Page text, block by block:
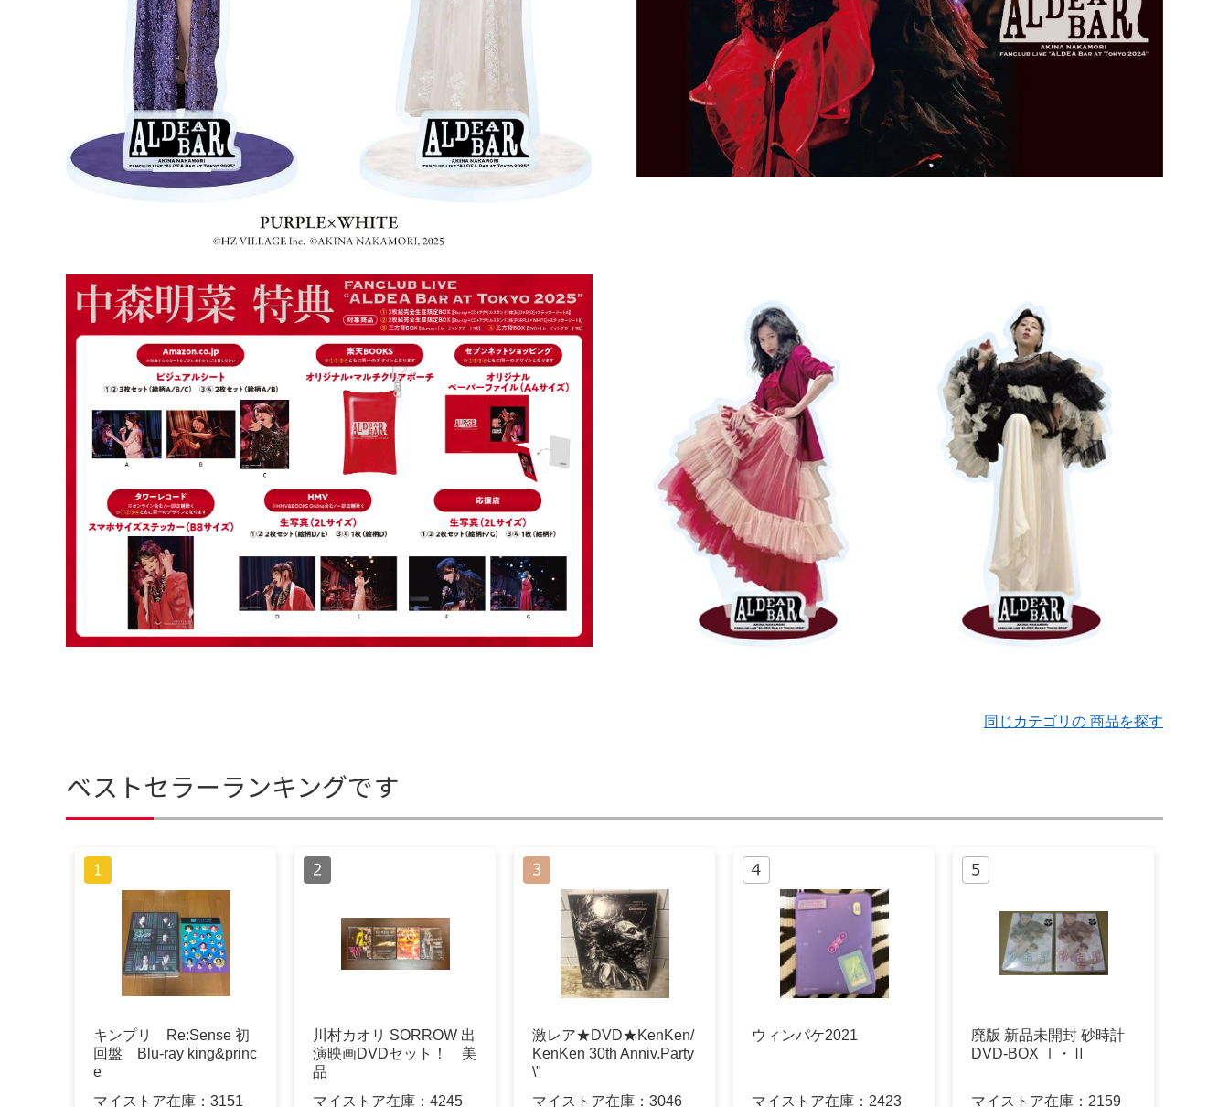
同じカテゴリの 商品を探す
ベストセラーランキングです
キンプリ Re:Sense 初
回盤 Blu-ray king&princ
e
マイストア在庫： 3151
川村カオリ SORROW 出
演映画DVDセット！ 美
品
マイストア在庫： 4245
激レア★DVD★KenKen/
KenKen 30th Anniv.Party
\"
マイストア在庫： 3046
ウィンパケ2021
マイストア在庫： 2423
廃版 新品未開封 砂時計
DVD-BOX Ⅰ・Ⅱ
マイストア在庫： 2159